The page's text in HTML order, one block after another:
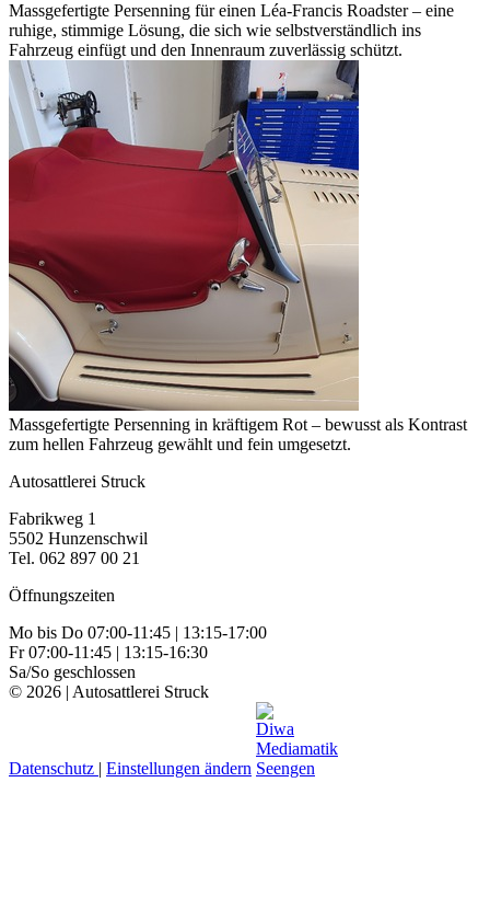
Massgefertigte Persenning für einen Léa-Francis Roadster – eine
ruhige, stimmige Lösung, die sich wie selbstverständlich ins
Fahrzeug einfügt und den Innenraum zuverlässig schützt.
Massgefertigte Persenning in kräftigem Rot – bewusst als Kontrast
zum hellen Fahrzeug gewählt und fein umgesetzt.
Autosattlerei Struck
Fabrikweg 1
5502 Hunzenschwil
Tel. 062 897 00 21
Öffnungszeiten
Mo bis Do 07:00-11:45 | 13:15-17:00
Fr 07:00-11:45 | 13:15-16:30
Sa/So geschlossen
© 2026 | Autosattlerei Struck
Datenschutz | Einstellungen ändern